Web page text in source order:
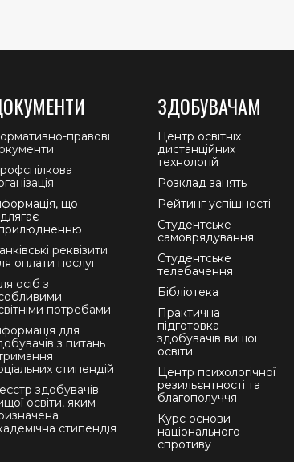
правові
що
реквізити
оплати послуг
осіб з
потребами
для
з питань
стипендій
здобувачів
освіти, яким
стипендія
ЗДОБУВАЧАМ
Центр освітніх
дистанційних
технологій
Розклад занять
Рейтинг успішності
Студентське
самоврядування
Студентське
телебачення
Бібліотека
Практична
підготовка
здобувачів вищої
освіти
Центр психологічної
резильєнтності та
благополуччя
Курс основи
національного
спротиву